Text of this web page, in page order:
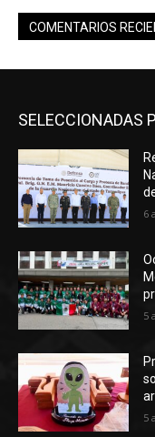
COMENTARIOS
SELECCIONADAS
6
5
5